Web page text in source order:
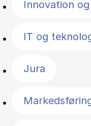
Innovation
IT og
Jura